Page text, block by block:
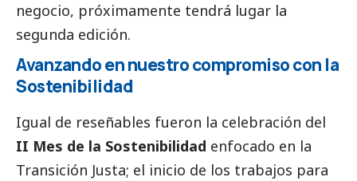
negocio, próximamente tendrá lugar la
segunda edición.
Avanzando en nuestro compromiso con la
Sostenibilidad
Igual de reseñables fueron la celebración del
II Mes de la Sostenibilidad enfocado en la
Transición Justa; el inicio de los trabajos para